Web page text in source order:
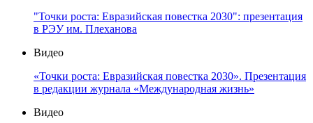
"Точки роста: Евразийская повестка 2030": презентация
в РЭУ им. Плеханова
Видео
«Точки роста: Евразийская повестка 2030». Презентация
в редакции журнала «Международная жизнь»
Видео